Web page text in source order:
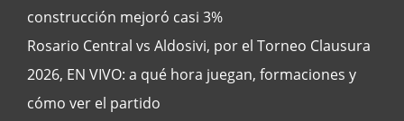
construcción mejoró casi 3%
Rosario Central vs Aldosivi, por el Torneo Clausura
2026, EN VIVO: a qué hora juegan, formaciones y
cómo ver el partido